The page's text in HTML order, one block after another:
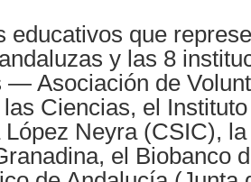
educativos que
y las 8
— Asociación de
Ciencias, el
Neyra (CSIC),
el Biobanco